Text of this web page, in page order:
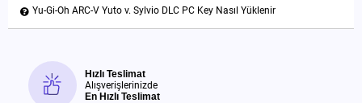
Yu-Gi-Oh ARC-V Yuto v. Sylvio DLC PC Key Nasıl Yüklenir
Hızlı Teslimat
Alışverişlerinizde
En Hızlı Teslimat